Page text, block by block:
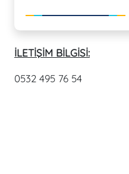
İLETİŞİM BİLGİSİ:
0532 495 76 54